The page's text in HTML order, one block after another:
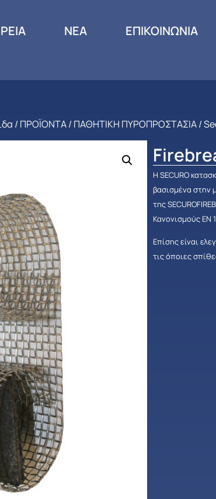
ΝΕΑ ΕΠΙΚΟΙΝΩΝΙΑ
/ ΠΡΟΪΟΝΤΑ/ ΠΑΘΗΤΙΚΗ ΠΥΡΟΠΡΟΣΤΑΣΙΑ/
Η SECURO
βασισμένα στην
της
Κανονισμούς ΕΝ
Επίσης είναι
τις όποιες